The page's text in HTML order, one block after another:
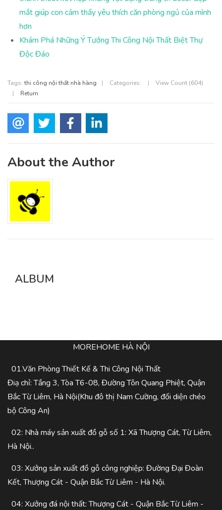
mắt giúp con cảm thấy yêu thích căn phòng ngủ của mình
hơn
Khám Phá Những Ý Tưởng Thi Công Nội Thất Biệt Thự
Độc Đáo
Tags: thi công nội thất nhà hàng | Categories: |
View Count (604)
|
Return
About the Author
ALBUM
MOREHOME HÀ NỘI
01.Văn Phòng Thiết Kế & Thi Công Nội Thất
Điạ chỉ: Tầng 3, Tòa T6-08, Đường Tôn Quang Phiệt, Quận
Bắc Từ Liêm, Hà Nội(Khu đô thị Nam Cường, đối diện chéo
bộ Công An)
02: Nhà máy sản xuất đồ gỗ số 1: Xã Thượng Cát, Từ Liêm,
Hà Nội..
03: Xưởng sản xuất đồ gỗ công nghiệp: Đường Đại Đoàn
Kết, Thượng Cát - Quận Bắc Từ Liêm - Hà Nội.
04: Xưởng đá nội thất: Thượng Cát - Quận Bắc Từ Liêm -